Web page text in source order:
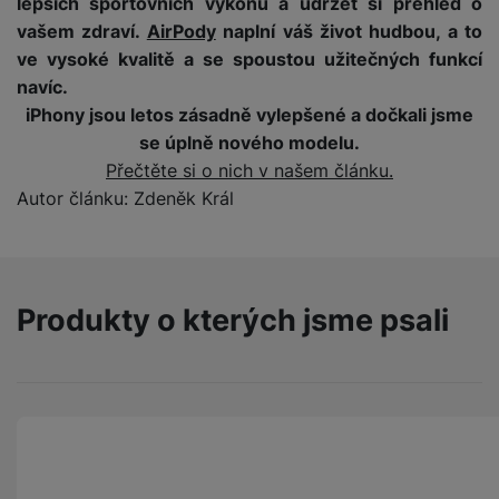
p
r
a
k
a
s
k
y
v
í
e
m
o
y
P
í
l
u
t
vašem zdraví. AirPodynaplní váš život hudbou, a to
ve vysoké kvalitě a se spoustou užitečných funkcí
navíc.
iPhony jsou letos zásadně vylepšené a dočkali jsme
se úplně nového modelu.
Přečtěte si o nich v našem článku.
Autor článku: Zdeněk Král
Produkty o kterých jsme psali